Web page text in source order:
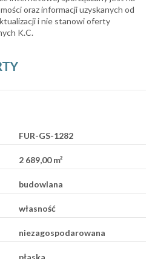
oraz informacji uzyskanych od
i nie stanowi oferty
K.C.
FUR-GS-1282
2 689,00 m²
budowlana
własność
niezagospodarowana